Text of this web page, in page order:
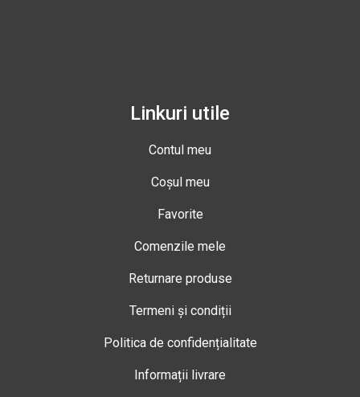
Linkuri utile
Contul meu
Coșul meu
Favorite
Comenzile mele
Returnare produse
Termeni și condiții
Politica de confidențialitate
Informații livrare